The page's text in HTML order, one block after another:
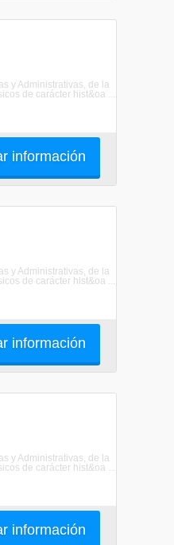
y Administrativas, de la
de carácter hist&oa ...
información
y Administrativas, de la
de carácter hist&oa ...
información
y Administrativas, de la
de carácter hist&oa ...
información